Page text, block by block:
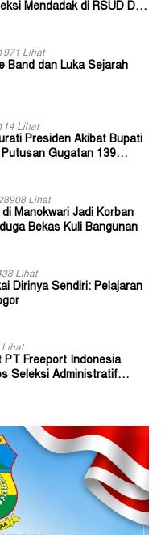
Mendadak di RSUD Dok
Lihat
Band dan Luka Sejarah
Lihat
Presiden Akibat Bupati
Putusan Gugatan 139
Lihat
Manokwari Jadi Korban
Bekas Kuli Bangunan
Lihat
Dirinya Sendiri: Pelajaran
PT Freeport Indonesia
Seleksi Administratif